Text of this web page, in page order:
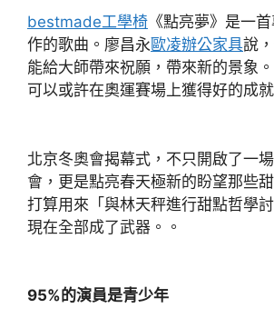
bestmade工學椅 《點亮夢》是一
作的歌曲。廖昌永歐凌辦公家具說
能給大師帶來祝願，帶來新的景象
可以或許在奧運賽場上獲得好的成
北京冬奧會揭幕式，不只開啟了一
會，更是點亮春天極新的盼望那些
打算用來「與林天秤進行甜點哲學
現在全部成了武器。。
95%的演員是青少年